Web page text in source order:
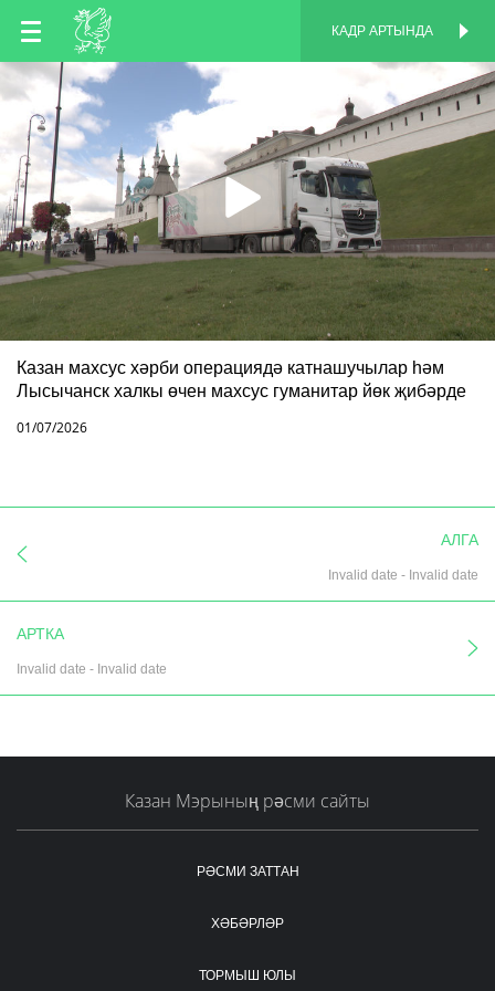
TT
RU
КАДР АРТЫНДА
Казан махсус хәрби операциядә катнашучылар һәм
Лысычанск халкы өчен махсус гуманитар йөк җибәрде
01/07/2026
АЛГА
Invalid date - Invalid date
АРТКА
Invalid date - Invalid date
Казан Мэрының рәсми сайты
РӘСМИ ЗАТТАН
ХӘБӘРЛӘР
ТОРМЫШ ЮЛЫ
КАДР АРТЫНДА